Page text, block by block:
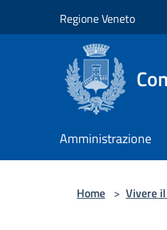
Regione Veneto
Amministrazione
Home > Vivere